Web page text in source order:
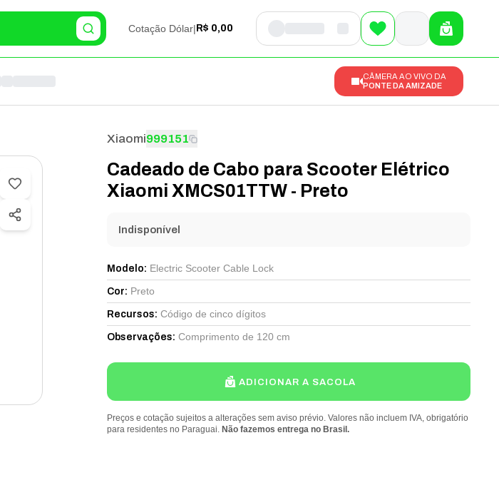
Cotação Dólar| R$ 0,00
CÂMERA AO VIVO DA
PONTE DA AMIZADE
Xiaomi999151
Cadeado de Cabo para Scooter Elétrico
Xiaomi XMCS01TTW - Preto
Indisponível
Modelo: Electric Scooter Cable Lock
Cor: Preto
Recursos: Código de cinco dígitos
Observações: Comprimento de 120 cm
ADICIONAR A SACOLA
Preços e cotação sujeitos a alterações sem aviso prévio. Valores não incluem IVA, obrigatório
para residentes no Paraguai. Não fazemos entrega no Brasil.